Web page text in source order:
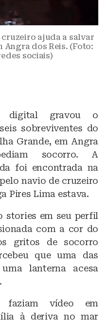
ajuda a salvar
dos Reis. (Foto:
sociais)
digital gravou o
sobreviventes do
Grande, em Angra
socorro. A
foi encontrada na
navio de cruzeiro
Pires Lima estava.
stories em seu perfil
com a cor do
gritos de socorro
que uma das
lanterna acesa
faziam vídeo em
à deriva no mar